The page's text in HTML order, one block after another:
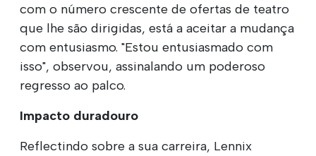
com o número crescente de ofertas de teatro
que lhe são dirigidas, está a aceitar a mudança
com entusiasmo. "Estou entusiasmado com
isso", observou, assinalando um poderoso
regresso ao palco.
Impacto duradouro
Reflectindo sobre a sua carreira, Lennix